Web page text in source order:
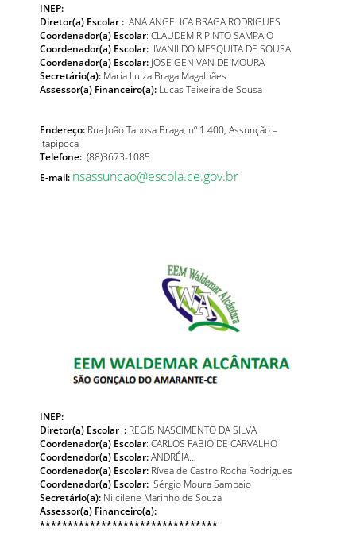
INEP:
Diretor(a) Escolar : ANA ANGELICA BRAGA RODRIGUES
Coordenador(a) Escolar: CLAUDEMIR PINTO SAMPAIO
Coordenador(a) Escolar: IVANILDO MESQUITA DE SOUSA
Coordenador(a) Escolar: JOSE GENIVAN DE MOURA
Secretário(a): Maria Luiza Braga Magalhães
Assessor(a) Financeiro(a): Lucas Teixeira de Sousa
Endereço: Rua João Tabosa Braga, nº 1.400, Assunção –
Itapipoca
Telefone: (88)3673-1085
E-mail: nsassuncao@escola.ce.gov.br
INEP:
Diretor(a) Escolar : REGIS NASCIMENTO DA SILVA
Coordenador(a) Escolar: CARLOS FABIO DE CARVALHO
Coordenador(a) Escolar:ANDRÉIA…
Coordenador(a) Escolar: Rívea de Castro Rocha Rodrigues
Coordenador(a) Escolar: Sérgio Moura Sampaio
Secretário(a): Nilcilene Marinho de Souza
Assessor(a) Financeiro(a):
********************************